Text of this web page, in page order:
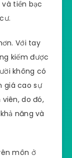
tiền bạc
Với tay
kiếm được
không có
giá cao sự
do đó,
năng và
môn ở